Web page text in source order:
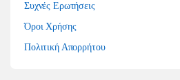
Συχνές Ερωτήσεις
Όροι Χρήσης
Πολιτική Απορρήτου